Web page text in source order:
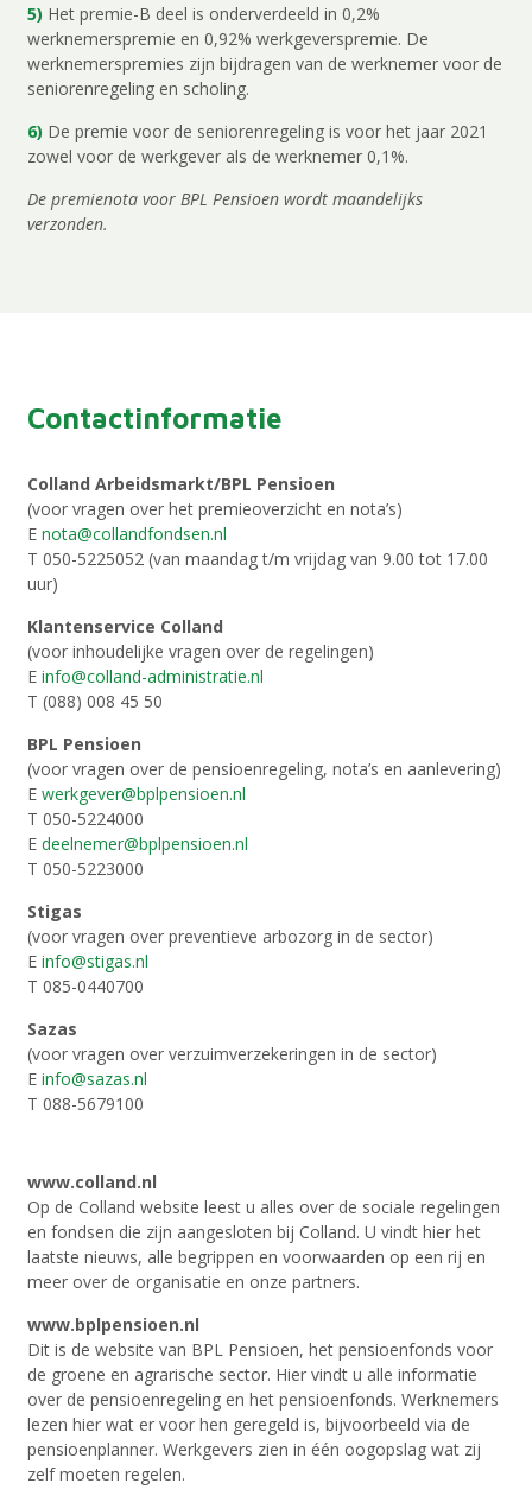
5) Het premie-B deel is onderverdeeld in 0,2%
werknemerspremie en 0,92% werkgeverspremie. De
werknemerspremies zijn bijdragen van de werknemer voor de
seniorenregeling en scholing.
6) De premie voor de seniorenregeling is voor het jaar 2021
zowel voor de werkgever als de werknemer 0,1%.
De premienota voor BPL Pensioen wordt maandelijks
verzonden.
Contactinformatie
Colland Arbeidsmarkt/BPL Pensioen
(voor vragen over het premieoverzicht en nota’s)
E nota@collandfondsen.nl
T 050-5225052 (van maandag t/m vrijdag van 9.00 tot 17.00
uur)
Klantenservice Colland
(voor inhoudelijke vragen over de regelingen)
E info@colland-administratie.nl
T (088) 008 45 50
BPL Pensioen
(voor vragen over de pensioenregeling, nota’s en aanlevering)
E werkgever@bplpensioen.nl
T 050-5224000
E deelnemer@bplpensioen.nl
T 050-5223000
Stigas
(voor vragen over preventieve arbozorg in de sector)
E info@stigas.nl
T 085-0440700
Sazas
(voor vragen over verzuimverzekeringen in de sector)
E info@sazas.nl
T 088-5679100
www.colland.nl
Op de Colland website leest u alles over de sociale regelingen
en fondsen die zijn aangesloten bij Colland. U vindt hier het
laatste nieuws, alle begrippen en voorwaarden op een rij en
meer over de organisatie en onze partners.
www.bplpensioen.nl
Dit is de website van BPL Pensioen, het pensioenfonds voor
de groene en agrarische sector. Hier vindt u alle informatie
over de pensioenregeling en het pensioenfonds. Werknemers
lezen hier wat er voor hen geregeld is, bijvoorbeeld via de
pensioenplanner. Werkgevers zien in één oogopslag wat zij
zelf moeten regelen.